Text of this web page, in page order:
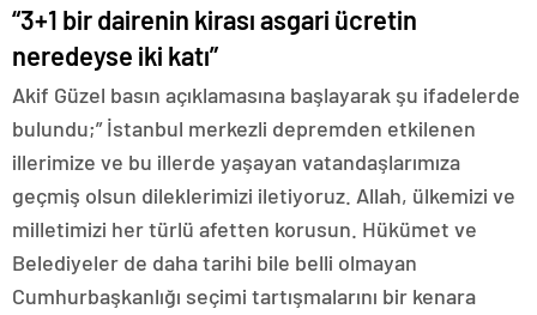
“3+1 bir dairenin kirası asgari ücretin
neredeyse iki katı”
Akif Güzel basın açıklamasına başlayarak şu ifadelerde
bulundu;” İstanbul merkezli depremden etkilenen
illerimize ve bu illerde yaşayan vatandaşlarımıza
geçmiş olsun dileklerimizi iletiyoruz. Allah, ülkemizi ve
milletimizi her türlü afetten korusun. Hükümet ve
Belediyeler de daha tarihi bile belli olmayan
Cumhurbaşkanlığı seçimi tartışmalarını bir kenara